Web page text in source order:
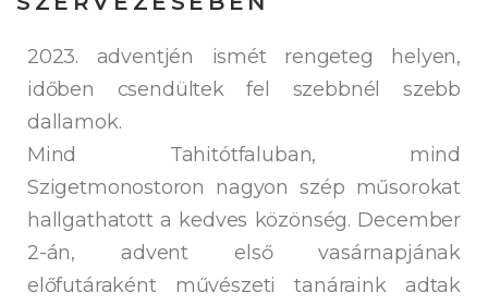
2023. adventjén ismét rengeteg helyen,
időben csendültek fel szebbnél szebb
dallamok.
Mind Tahitótfaluban, mind
Szigetmonostoron nagyon szép műsorokat
hallgathatott a kedves közönség. December
2-án, advent első vasárnapjának
előfutáraként művészeti tanáraink adtak